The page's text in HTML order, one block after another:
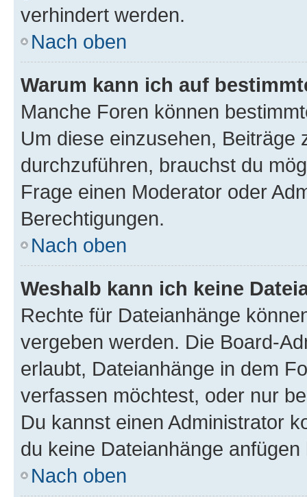
verhindert werden.
Nach oben
Warum kann ich auf
Manche Foren können
Um diese einzusehen, Beiträge
durchzuführen, brauchst du
Frage einen Moderator oder
Berechtigungen.
Nach oben
Weshalb kann ich keine
Rechte für Dateianhänge
vergeben werden. Die Board-
erlaubt, Dateianhänge in dem
verfassen möchtest, oder nur
Du kannst einen Administrator
du keine Dateianhänge anfügen
Nach oben